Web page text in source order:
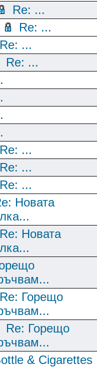
Re: ...
Re: ...
Re: ...
Re: ...
Re: ...
Re: ...
Re: ...
Новата
Re: Новата
Re: Горещо
Re: Горещо
& Cigarettes